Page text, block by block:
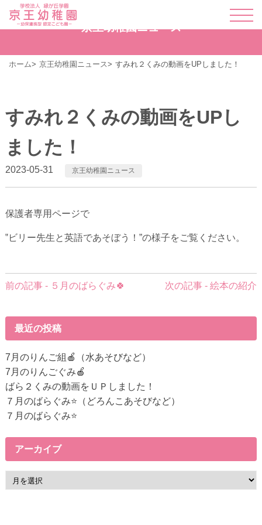
京王幼稚園ニュース
ホーム 京王幼稚園ニュース すみれ２くみの動画をUPしました！
すみれ２くみの動画をUPし
ました！
2023-05-31 京王幼稚園ニュース
保護者専用ページで
‟ビリー先生と英語であそぼう！”の様子をご覧ください。
前
事
へ
の
リ
ン
ク
前の記事 - ５月のばらぐみ🍀 次の記事 - 絵本の紹介
最近の投稿
7月のりんご組🍎（水あそびなど）
7月のりんごぐみ🍎
ばら２くみの動画をＵＰしました！
７月のばらぐみ⭐（どろんこあそびなど）
７月のばらぐみ⭐
アーカイブ
ー